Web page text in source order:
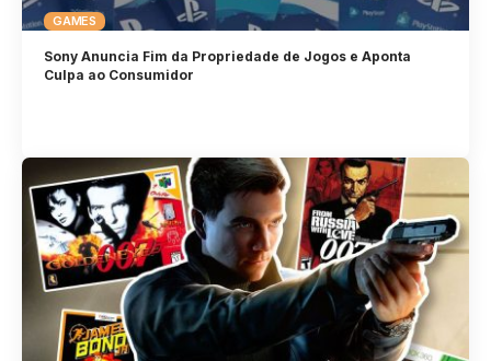
GAMES
Sony Anuncia Fim da Propriedade de Jogos e Aponta
Culpa ao Consumidor